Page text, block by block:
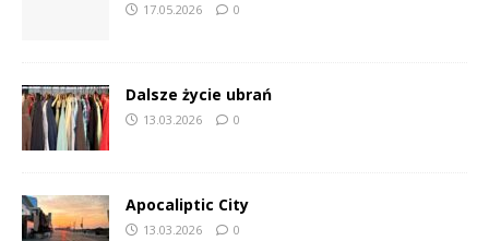
17.05.2026 0
Dalsze życie ubrań
13.03.2026 0
Apocaliptic City
13.03.2026 0